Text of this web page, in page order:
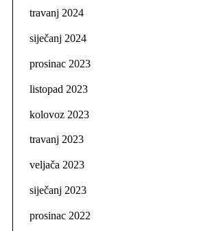
travanj 2024
siječanj 2024
prosinac 2023
listopad 2023
kolovoz 2023
travanj 2023
veljača 2023
siječanj 2023
prosinac 2022